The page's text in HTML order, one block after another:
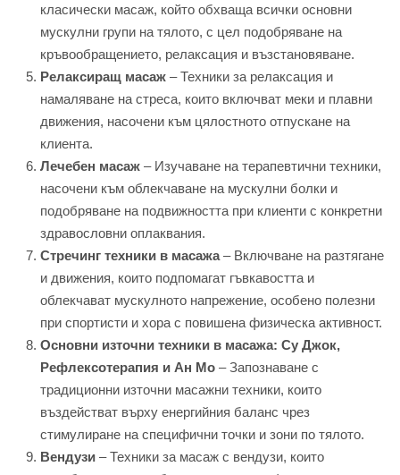
класически масаж, който обхваща всички основни
мускулни групи на тялото, с цел подобряване на
кръвообращението, релаксация и възстановяване.
Релаксиращ масаж – Техники за релаксация и
намаляване на стреса, които включват меки и плавни
движения, насочени към цялостното отпускане на
клиента.
Лечебен масаж – Изучаване на терапевтични техники,
насочени към облекчаване на мускулни болки и
подобряване на подвижността при клиенти с конкретни
здравословни оплаквания.
Стречинг техники в масажа– Включване на разтягане
и движения, които подпомагат гъвкавостта и
облекчават мускулното напрежение, особено полезни
при спортисти и хора с повишена физическа активност.
Основни източни техники в масажа: Су Джок,
Рефлексотерапия и Ан Мо – Запознаване с
традиционни източни масажни техники, които
въздействат върху енергийния баланс чрез
стимулиране на специфични точки и зони по тялото.
Вендузи – Техники за масаж с вендузи, които